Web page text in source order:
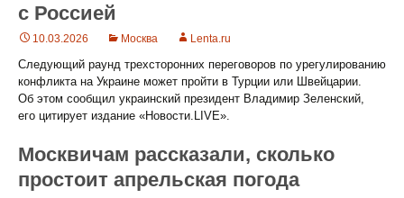
с Россией
10.03.2026 Москва Lenta.ru
Следующий раунд трехсторонних переговоров по урегулированию
конфликта на Украине может пройти в Турции или Швейцарии.
Об этом сообщил украинский президент Владимир Зеленский,
его цитирует издание «Новости.LIVE».
Москвичам рассказали, сколько
простоит апрельская погода